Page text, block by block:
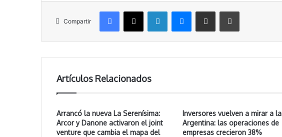
Compartir
X LinkedIn Compartir vía correo electrónico
Artículos Relacionados
Arrancó la nueva La Serenísima:
Arcor y Danone activaron el joint
venture que cambia el mapa del
Inversores vuelven a mirar a la
Argentina: las operaciones de
empresas crecieron 38%